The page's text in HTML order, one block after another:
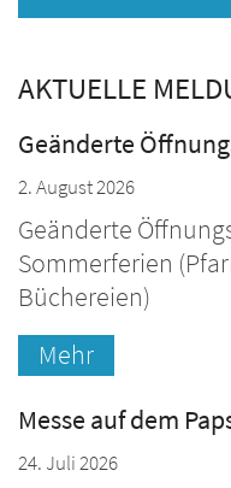
AKTUELLE
Geänderte
2. August 2026
Geänderte
Sommerferien
Büchereien)
Mehr
Messe auf dem
24. Juli 2026